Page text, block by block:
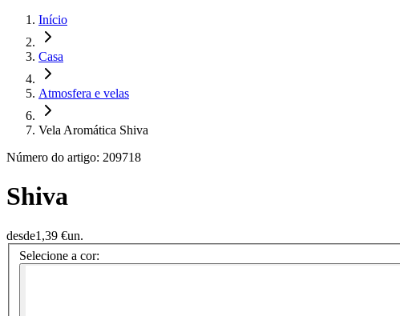
Início
Casa
Atmosfera e velas
Vela Aromática Shiva
Número do artigo: 209718
Shiva
desde1,39 €un.
Selecione a cor: